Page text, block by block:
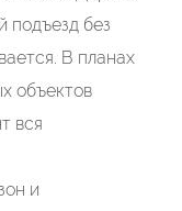
подъезд без
В планах
объектов
вся
и